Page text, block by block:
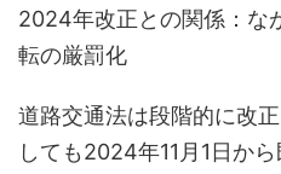
2024年改正との関係：な
転の厳罰化
道路交通法は段階的に改
しても2024年11月1日か